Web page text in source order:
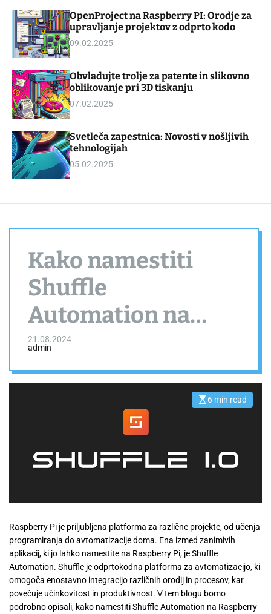
g
e
t
o
d
OpenProject na Raspberry PI: Orodje za
upravljanje projektov z odprto kodo
09.02.2025
Obvladujte trolje za patente in slikovno
oblikovanje pri 3D tiskanju
07.02.2025
Svetleča zapestnica: Novosti v nošljivih
tehnologijah
05.02.2025
Kako namestiti
Shuffle
Automation na
Raspberry Pi
21.08.2024
admin
E
t
e
d
d
m
e
6 min read
Raspberry Pi je priljubljena platforma za različne projekte, od učenja
programiranja do avtomatizacije doma. Ena izmed zanimivih
aplikacij, ki jo lahko namestite na Raspberry Pi, je Shuffle
Automation. Shuffle je odprtokodna platforma za avtomatizacijo, ki
omogoča enostavno integracijo različnih orodij in procesov, kar
povečuje učinkovitost in produktivnost. V tem blogu bomo
podrobno opisali, kako namestiti Shuffle Automation na Raspberry